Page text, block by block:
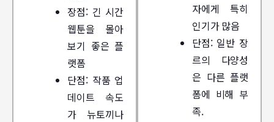
장점: 긴 시간
웹툰을 몰아
보기 좋은 플
랫폼
단점: 작품 업
데이트 속도
가 뉴토끼나
자에게 특히
인기가 많음
단점: 일반 장
르의 다양성
은 다른 플랫
폼에 비해 부
족.